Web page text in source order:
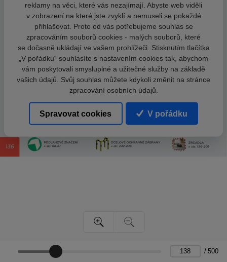
/ 500
reklamy na věci, které vás nezajímají. Abyste web viděli
v zobrazení na které jste zvyklí a nemuseli se pokaždé
přihlašovat. Proto od vás potřebujeme souhlas se
zpracováním souborů cookies - malých souborů, které
se dočasně ukládají ve vašem prohlížeči. Stisknutím tlačítka
„V pořádku“ souhlasíte s nastavením cookies tak, abychom
vám poskytovali smysluplné a užitečné služby na základě
vašich údajů. Svůj souhlas můžete kdykoli změnit na stránce
zpracování osobních údajů.
Spravovat cookies V pořádku